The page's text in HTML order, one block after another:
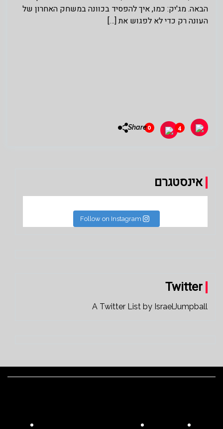
הבאה. מג'יק: כמו, איך להפסיד בכוונה במשחק האחרון של
העונה רק כדי לא לפגוש את […]
4
0
Share
אינסטגרם
Follow on Instagram
Twitter
A Twitter List by IsraelJumpball